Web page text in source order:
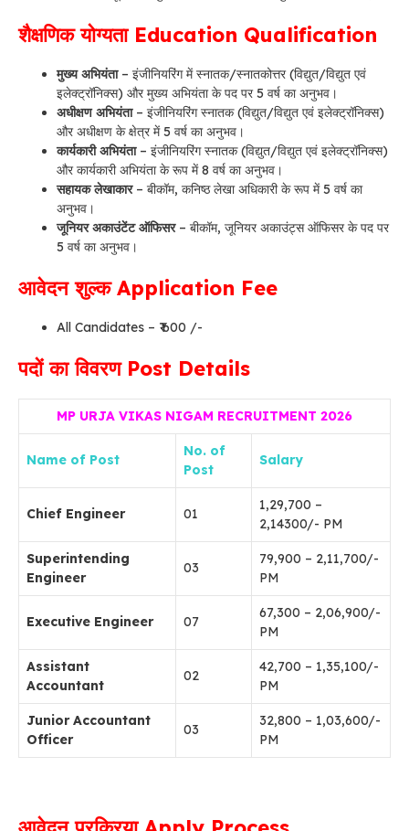
शैक्षणिक योग्यता Education Qualification
मुख्य अभियंता– इंजीनियरिंग में स्नातक/स्नातकोत्तर (विद्युत/विद्युत एवं
इलेक्ट्रॉनिक्स) और मुख्य अभियंता के पद पर 5 वर्ष का अनुभव।
अधीक्षण अभियंता– इंजीनियरिंग स्नातक (विद्युत/विद्युत एवं इलेक्ट्रॉनिक्स)
और अधीक्षण के क्षेत्र में 5 वर्ष का अनुभव।
कार्यकारी अभियंता– इंजीनियरिंग स्नातक (विद्युत/विद्युत एवं इलेक्ट्रॉनिक्स)
और कार्यकारी अभियंता के रूप में 8 वर्ष का अनुभव।
सहायक लेखाकार– बीकॉम, कनिष्ठ लेखा अधिकारी के रूप में 5 वर्ष का
अनुभव।
जूनियर अकाउंटेंट ऑफिसर– बीकॉम, जूनियर अकाउंट्स ऑफिसर के पद पर
5 वर्ष का अनुभव।
आवेदन शुल्क Application Fee
All Candidates – ₹ 600 /-
पदों का विवरण Post Details
MP URJA VIKAS NIGAM RECRUITMENT 2026
Name of Post
No. of
Post
Salary
Chief Engineer 01
1,29,700 –
2,14300/- PM
Superintending
Engineer
03
79,900 – 2,11,700/-
PM
Executive Engineer 07
67,300 – 2,06,900/-
PM
Assistant
Accountant
02
42,700 – 1,35,100/-
PM
Junior Accountant
Officer
03
32,800 – 1,03,600/-
PM